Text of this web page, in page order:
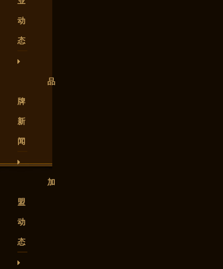
动
态
品
牌
新
闻
加
盟
动
态